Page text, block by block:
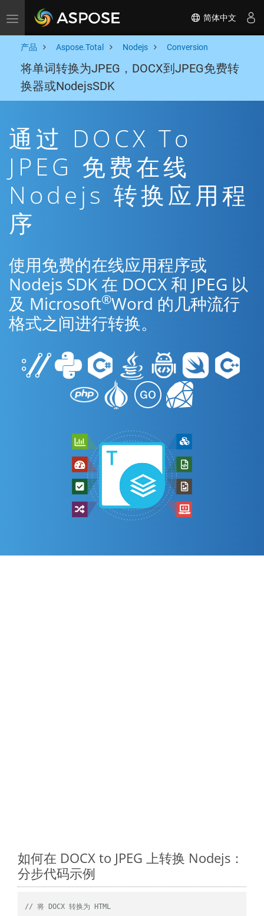
Toggle navigation 简体中文
产品 Aspose.Total Nodejs Conversion
将单词转换为JPEG，DOCX到JPEG免费转
换器或NodejsSDK
通过 DOCX To
JPEG 免费在线
Nodejs 转换应用程
序
使用免费的在线应用程序或
Nodejs SDK 在 DOCX 和 JPEG 以
及 Microsoft®Word 的几种流行
格式之间进行转换。
如何在 DOCX to JPEG 上转换 Nodejs：
分步代码示例
// 将 DOCX 转换为 HTML